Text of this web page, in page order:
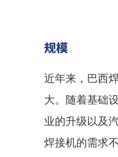
规模
近年来，巴西
大。随着基础
业的升级以及
焊接机的需求